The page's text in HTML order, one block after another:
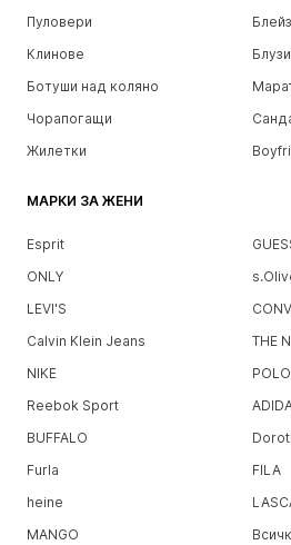
Пуловери
Клинове
Ботуши над коляно
Чорапогащи
Жилетки
МАРКИ ЗА ЖЕНИ
Esprit
ONLY
LEVI'S
Calvin Klein Jeans
THE
NIKE
Reebok Sport
BUFFALO
Furla
FILA
heine
MANGO